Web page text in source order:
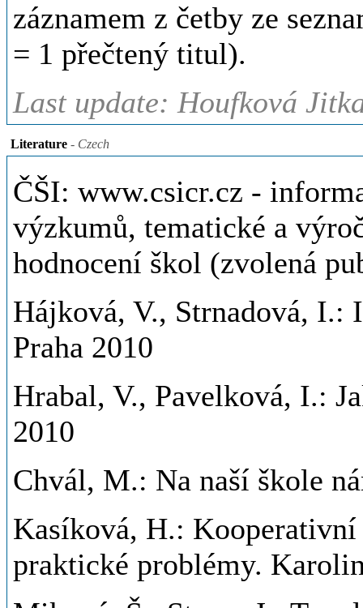
záznamem z četby ze
= 1 přečtený titul).
Last update: Houfková
Literature - Czech
ČŠI: www.csicr.cz -
výzkumů, tematické a
hodnocení škol (zvolená
Hájková, V., Strnadová, I.:
Praha 2010
Hrabal, V., Pavelková, I.:
2010
Chvál, M.: Na naší škole
Kasíková, H.:
praktické problémy.